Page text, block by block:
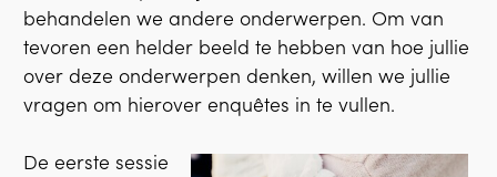
behandelen we andere onderwerpen. Om van
tevoren een helder beeld te hebben van hoe jullie
over deze onderwerpen denken, willen we jullie
vragen om hierover enquêtes in te vullen.
De eerste sessie